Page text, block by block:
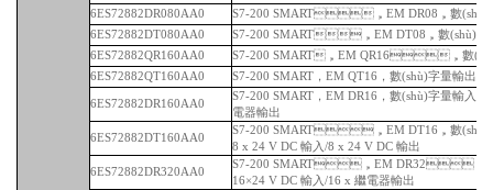
6ES72882DR080AA0
S7-200 SMART，EM DR08，數(shù)字量
6ES72882DT080AA0
S7-200 SMART，EM DT08，數(shù)字
6ES72882QR160AA0
S7-200 SMART，EM QR16，數
6ES72882QT160AA0
S7-200 SMART，EM QT16，數(shù)字量輸出模塊
6ES72882DR160AA0
S7-200 SMART，EM DR16，數(shù)字量輸入/
電器輸出
6ES72882DT160AA0
S7-200 SMART，EM DT16，數(shù)
8 x 24 V DC 輸入/8 x 24 V DC 輸出
6ES72882DR320AA0
S7-200 SMART，EM DR32，數
16×24 V DC 輸入/16 x 繼電器輸出